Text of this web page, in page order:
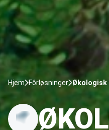
Hjem Fôrløsninger Økologisk